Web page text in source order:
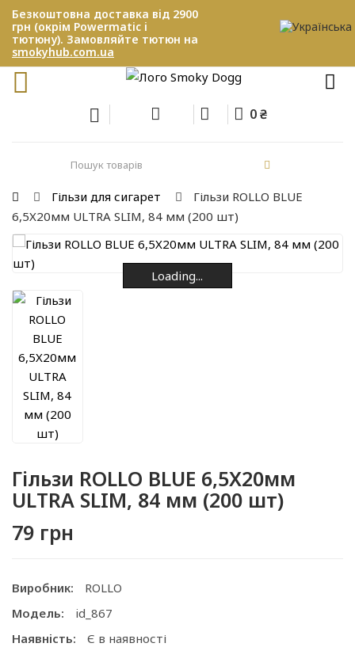
Безкоштовна доставка від 2900
грн (окрім Powermatic і
тютюну). Замовляйте тютюн на
smokyhub.com.ua
0 ₴
Гільзи для сигарет
Гільзи ROLLO BLUE
6,5X20мм ULTRA SLIM, 84 мм (200 шт)
Loading...
Loading...
Loading...
Loading...
Loading...
Гільзи ROLLO BLUE 6,5X20мм
ULTRA SLIM, 84 мм (200 шт)
79 грн
Виробник:
ROLLO
Модель:
id_867
Наявність:
Є в наявності